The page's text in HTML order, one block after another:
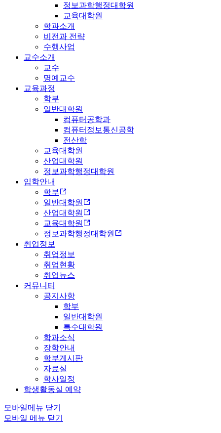
정보과학행정대학원
교육대학원
학과소개
비전과 전략
수행사업
교수소개
교수
명예교수
교육과정
학부
일반대학원
컴퓨터공학과
컴퓨터정보통신공학
전산학
교육대학원
산업대학원
정보과학행정대학원
입학안내
학부
일반대학원
산업대학원
교육대학원
정보과학행정대학원
취업정보
취업정보
취업현황
취업뉴스
커뮤니티
공지사항
학부
일반대학원
특수대학원
학과소식
장학안내
학부게시판
자료실
학사일정
학생활동실 예약
모바일메뉴 닫기
모바일 메뉴 닫기